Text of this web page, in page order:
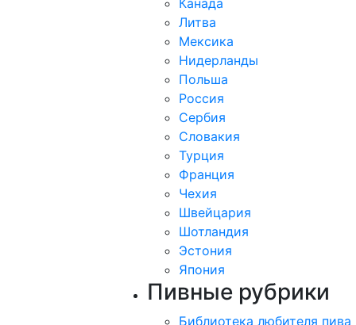
Канада
Литва
Мексика
Нидерланды
Польша
Россия
Сербия
Словакия
Турция
Франция
Чехия
Швейцария
Шотландия
Эстония
Япония
Пивные рубрики
Библиотека любителя пива